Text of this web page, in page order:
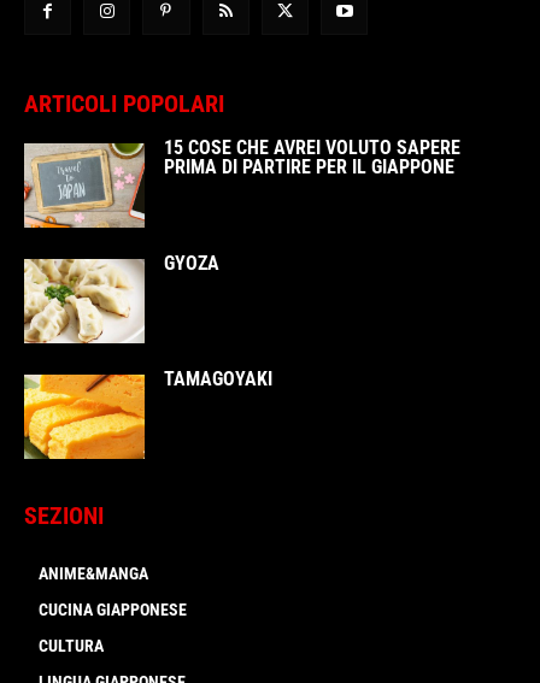
ARTICOLI POPOLARI
15 COSE CHE AVREI VOLUTO SAPERE
PRIMA DI PARTIRE PER IL GIAPPONE
GYOZA
TAMAGOYAKI
SEZIONI
ANIME&MANGA
CUCINA GIAPPONESE
CULTURA